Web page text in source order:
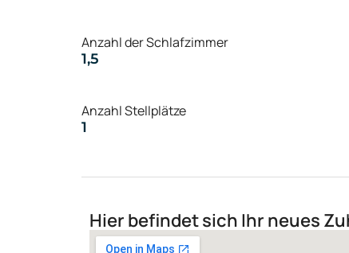
Anzahl der Schlafzimmer
1,5
Anzahl Stellplätze
1
Hier befindet sich Ihr neues